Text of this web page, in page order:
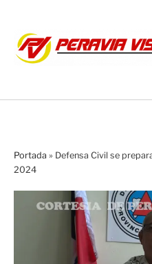
Portada » Defensa Civil se
2024